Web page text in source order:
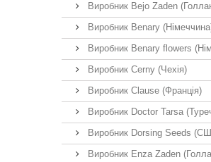
Виробник Bejo Zaden
Виробник Benary
Виробник Benary flowers
Виробник Cerny (Чехія)
Виробник Clause (Франція)
Виробник Doctor Tarsa
Виробник Dorsing Seeds
Виробник Enza Zaden